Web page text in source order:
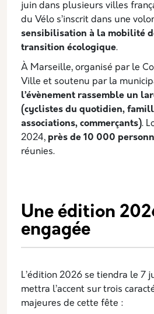
juin dans plusieurs villes
du Vélo s’inscrit dans une
sensibilisation à la mobilité
transition écologique.
À Marseille, organisé par le
Ville et soutenu par la
l’évènement rassemble un
(cyclistes du quotidien,
associations, commerçants).
2024, près de 10 000
réunies.
Une édition
engagée
L’édition 2026 se tiendra le 7
mettra l’accent sur trois
majeures de cette fête :